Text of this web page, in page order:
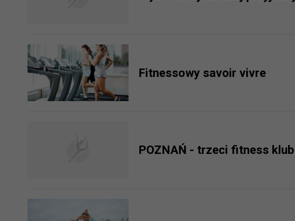
Fitnessowy savoir vivre
POZNAŃ - trzeci fitness